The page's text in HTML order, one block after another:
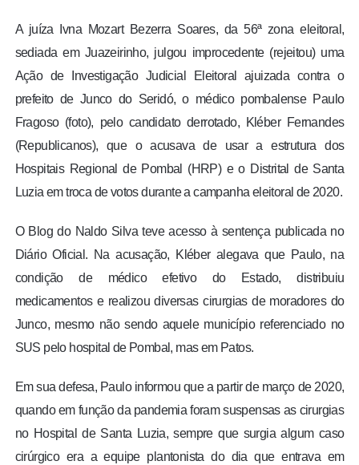
A juíza Ivna Mozart Bezerra Soares, da 56ª zona eleitoral,
sediada em Juazeirinho, julgou improcedente (rejeitou) uma
Ação de Investigação Judicial Eleitoral ajuizada contra o
prefeito de Junco do Seridó, o médico pombalense Paulo
Fragoso (foto), pelo candidato derrotado, Kléber Fernandes
(Republicanos), que o acusava de usar a estrutura dos
Hospitais Regional de Pombal (HRP) e o Distrital de Santa
Luzia em troca de votos durante a campanha eleitoral de 2020.
O Blog do Naldo Silva teve acesso à sentença publicada no
Diário Oficial. Na acusação, Kléber alegava que Paulo, na
condição de médico efetivo do Estado, distribuiu
medicamentos e realizou diversas cirurgias de moradores do
Junco, mesmo não sendo aquele município referenciado no
SUS pelo hospital de Pombal, mas em Patos.
Em sua defesa, Paulo informou que a partir de março de 2020,
quando em função da pandemia foram suspensas as cirurgias
no Hospital de Santa Luzia, sempre que surgia algum caso
cirúrgico era a equipe plantonista do dia que entrava em